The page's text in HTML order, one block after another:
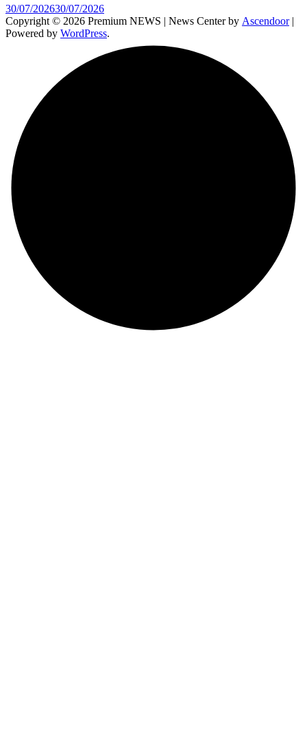
30/07/202630/07/2026
Copyright © 2026 Premium NEWS | News Center by Ascendoor|
Powered by WordPress.